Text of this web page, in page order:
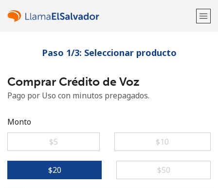
¡Bienvenido!
¿Ya tienes una cuenta?Inicia sesión →
Paso 1/3: Seleccionar producto
Comprar Crédito de Voz
Pago por Uso con minutos prepagados.
Monto
⁦$5⁩
⁦$10⁩
⁦$20⁩ ⁦$50⁩